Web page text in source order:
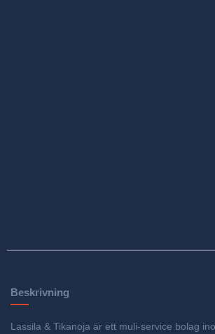
Beskrivning
Lassila & Tikanoja är ett muli-service bolag